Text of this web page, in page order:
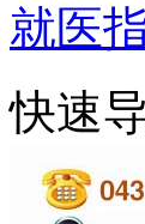
就医
快速